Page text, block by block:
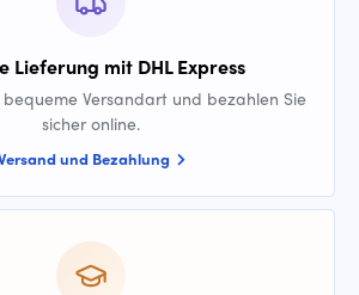
Lieferung mit DHL Express
bequeme Versandart und bezahlen Sie
sicher online.
und Bezahlung